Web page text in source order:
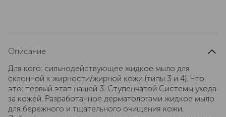
Описание
Для кого: сильнодействующее жидкое мыло для
склонной к жирности/жирной кожи (типы 3 и 4). Что
это: первый этап нашей 3-Ступенчатой Системы ухода
за кожей. Разработанное дерматологами жидкое мыло
для бережного и тщательного очищения кожи.